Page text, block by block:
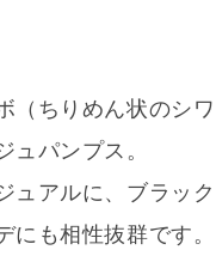
（ちりめん状のシ
ュパンプス。
ュアルに、ブラッ
にも相性抜群です。